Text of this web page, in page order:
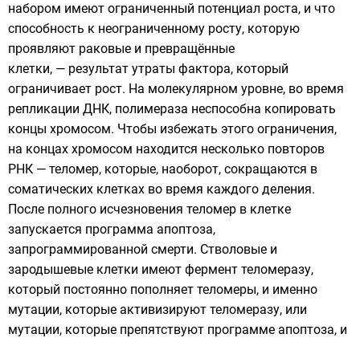
набором имеют ограниченный потенциал роста, и что
способность к неограниченному росту, которую
проявляют раковые и превращённые
клетки, — результат утраты фактора, который
ограничивает рост. На молекулярном уровне, во время
репликации ДНК, полимераза неспособна копировать
концы хромосом. Чтобы избежать этого ограничения,
на концах хромосом находится несколько повторов
РНК — теломер, которые, наоборот, сокращаются в
соматических клетках во время каждого деления.
После полного исчезновения теломер в клетке
запускается программа апоптоза,
запрограммированной смерти. Стволовые и
зародышевые клетки имеют фермент теломеразу,
который постоянно пополняет теломеры, и именно
мутации, которые активизируют теломеразу, или
мутации, которые препятствуют программе апоптоза, и